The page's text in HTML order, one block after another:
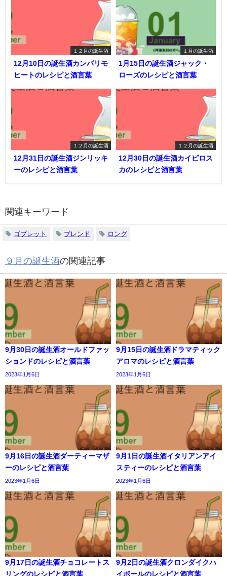
１２月の誕生酒
12月10日の誕生酒カンパリモ
ヒートのレシピと酒言葉
１月の誕生酒
1月15日の誕生酒ジャック・
ローズのレシピと酒言葉
１２月の誕生酒
12月31日の誕生酒ジンリッキ
ーのレシピと酒言葉
１２月の誕生酒
12月30日の誕生酒カイピロス
カのレシピと酒言葉
関連キーワード
ゴブレット ブレンド ロング
９月の誕生酒の関連記事
9月30日の誕生酒オールドファッ
ションドのレシピと酒言葉
2023年1月6日
9月15日の誕生酒ドラマティック
アロマのレシピと酒言葉
2023年1月6日
9月16日の誕生酒ダーティーマザ
ーのレシピと酒言葉
2023年1月6日
9月1日の誕生酒イタリアンアイ
スティーのレシピと酒言葉
2023年1月6日
9月17日の誕生酒チョコレートス
リングのレシピと酒言葉
9月2日の誕生酒クロンダイクハ
イボールのレシピと酒言葉